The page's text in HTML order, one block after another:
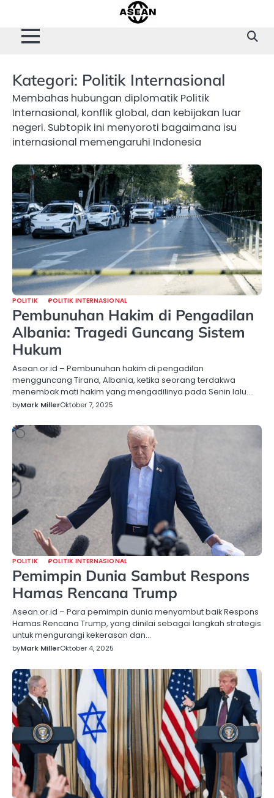
content
Kategori: Politik Internasional
Membahas hubungan diplomatik Politik
Internasional, konflik global, dan kebijakan luar
negeri. Subtopik ini menyoroti bagaimana isu
internasional memengaruhi Indonesia
POLITIK POLITIK INTERNASIONAL
Pembunuhan Hakim di Pengadilan
Albania: Tragedi Guncang Sistem
Hukum
Asean.or.id – Pembunuhan hakim di pengadilan
mengguncang Tirana, Albania, ketika seorang terdakwa
menembak mati hakim yang mengadilinya pada Senin lalu.…
byMark MillerOktober 7, 2025
POLITIK POLITIK INTERNASIONAL
Pemimpin Dunia Sambut Respons
Hamas Rencana Trump
Asean.or.id – Para pemimpin dunia menyambut baik Respons
Hamas Rencana Trump, yang dinilai sebagai langkah strategis
untuk mengurangi kekerasan dan…
byMark MillerOktober 4, 2025